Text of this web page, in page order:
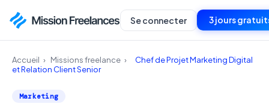
Se connecter 3 jours
Accueil › Missions freelance ›
Chef de Projet Marketing Digital
et Relation Client Senior
Marketing